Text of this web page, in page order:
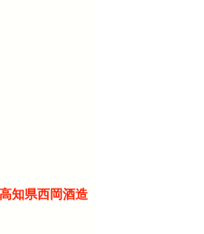
知県西岡酒造